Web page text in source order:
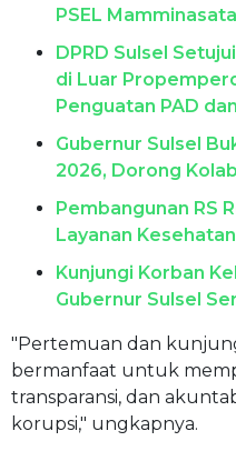
PSEL Mamminasata
DPRD Sulsel
di Luar
Penguatan PAD
Gubernur Sulsel
2026, Dorong
Pembangunan RS
Layanan
Kunjungi Korban
Gubernur Sulsel
"Pertemuan dan
bermanfaat untuk
transparansi, dan
korupsi," ungkapnya.